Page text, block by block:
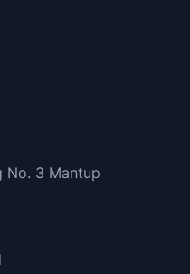
No. 3 Mantup